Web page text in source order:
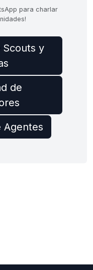
para charlar
Scouts y
de
Agentes